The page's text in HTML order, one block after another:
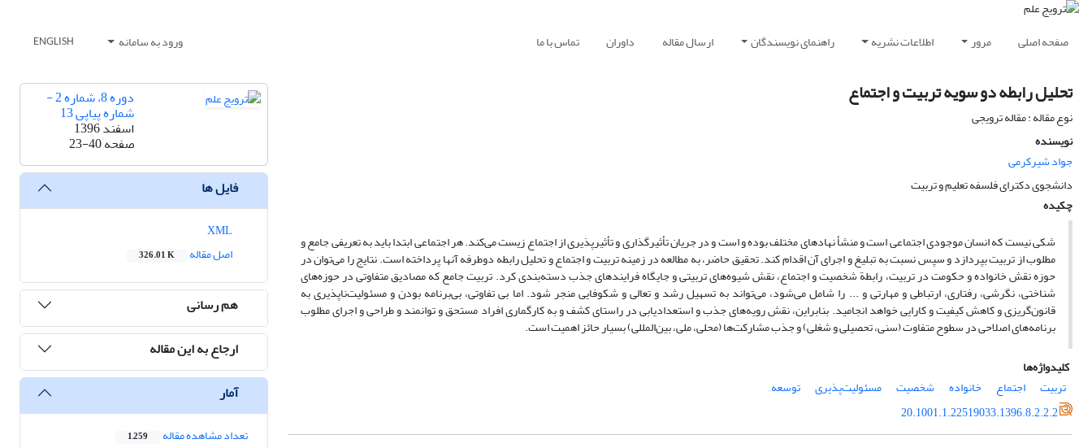
صفحه اصلی مرور اطلاعات نشریه راهنمای نویسندگان ارسال مقاله داوران تماس با ما ورود به سامانه ENGLISH
تحلیل رابطه دو سویه تربیت و اجتماع
نوع مقاله : مقاله ترویجی
نویسنده
جواد شیرکرمی
دانشجوی دکترای فلسفه تعلیم و تربیت
چکیده
شکی نیست که انسان موجودی اجتماعی است و منشأ نهادهای مختلف بوده و است و در جریان تأثیرگذاری و تأثیرپذیری از اجتماع زیست می‌کند. هر اجتماعی ابتدا باید به تعریفی جامع و
مطلوب از تربیت بپردازد و سپس نسبت به تبلیغ و اجرای آن اقدام کند. تحقیق حاضر، به مطالعه در زمینه تربیت و اجتماع و تحلیل رابطه دوطرفه آنها پرداخته است. نتایج را می‌توان در
حوزه نقش خانواده و حکومت در تربیت، رابطة شخصیت و اجتماع، نقش شیوه‌های تربیتی و جایگاه فرایندهای جذب دسته‌بندی کرد. تربیت جامع که مصادیق متفاوتی در حوزه‌های
شناختی، نگرشی، رفتاری، ارتباطی و مهارتی و ... را شامل می‌شود، می‌تواند به تسهیل رشد و تعالی و شکوفایی منجر شود. اما بی­ تفاوتی، بی‌برنامه بودن و مسئولیت‌ناپذیری به
قانون‌گریزی و کاهش کیفیت و کارایی خواهد انجامید. بنابراین، نقش رویه‌های جذب و استعدادیابی در راستای کشف و به ‌کارگماری افراد مستحق و توانمند و طراحی و اجرای مطلوب
برنامه‌های اصلاحی در سطوح متفاوت (سنی، تحصیلی و شغلی) و جذب مشارکت‌ها (محلی، ملی، بین‌المللی) بسیار حائز اهمیت است.
کلیدواژه‌ها
تربیت
اجتماع خانواده شخصیت مسئولیت‌پذیری
توسعه
20.1001.1.22519033.1396.8.2.2.2
دوره 8، شماره 2 -
شماره پیاپی 13
اسفند 1396
صفحه23-40
فایل ها
اصل مقاله
326.01 K
هم رسانی
ارجاع به این مقاله
آمار
تعداد مشاهده مقاله 1,259